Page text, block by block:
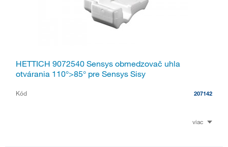
HETTICH 9072540 Sensys obmedzovač uhla
otvárania 110°>85° pre Sensys Sisy
Kód 207142
viac